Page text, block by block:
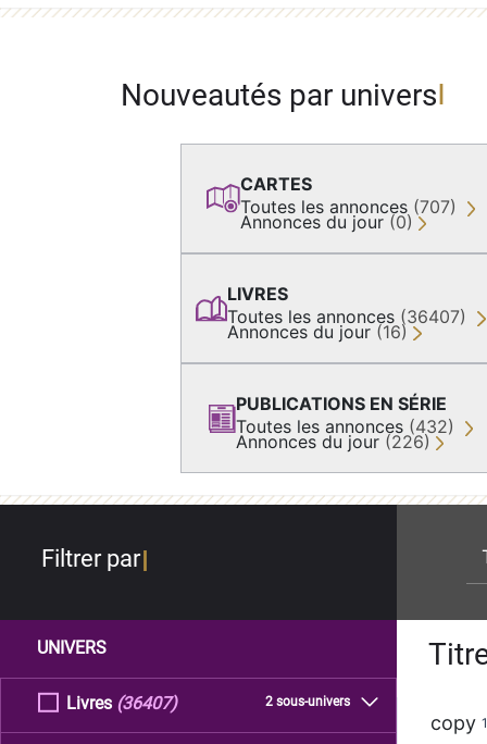
Nouveautés par univers
CARTES
Toutes les annonces (707)
Annonces du jour (0)
LIVRES
Toutes les annonces (36407)
Annonces du jour (16)
PUBLICATIONS EN SÉRIE
Toutes les annonces (432)
Annonces du jour (226)
Filtrer par
UNIVERS
Livres 2 sous-univers
(36407)
copy